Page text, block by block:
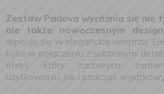
Zestaw Padova wyróżnia się nie
ale także nowoczesnym
wpisuje się w eleganckie wnętrza.
kolor w połączeniu z subtelnymi
efekt, który zachwyca
użytkowaniu, jak i podczas